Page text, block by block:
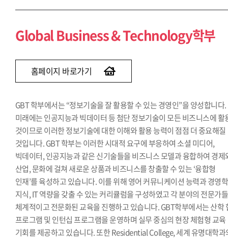
Global Business & Technology학부
국제경영학과(~2013)
경영정보학과(~2015)
Global Business & Technology학부
홈페이지 바로가기
GBT 학부에서는 “정보기술을 잘 활용할 수 있는 경영인”을 양성합니다.
미래에는 인공지능과 빅데이터 등 첨단 정보기술이 모든 비즈니스에 활
것이므로 이러한 정보기술에 대한 이해와 활용 능력이 점점 더 중요해질
것입니다. GBT 학부는 이러한 시대적 요구에 부응하여 소셜 미디어,
빅데이터, 인공지능과 같은 신기술들을 비즈니스 모델과 융합하여 경제
산업, 문화에 걸쳐 새로운 상품과 비즈니스를 창출할 수 있는 ‘융합형
인재’를 육성하고 있습니다. 이를 위해 영어 커뮤니케이션 능력과 경영학
지식, IT 역량을 갖출 수 있는 커리큘럼을 구성하였고 각 분야의 전문가
체계적이고 전문화된 교육을 진행하고 있습니다. GBT학부에서는 산학
프로그램 및 인턴십 프로그램을 운영하며 실무 중심의 현장 체험형 교육
기회를 제공하고 있습니다. 또한 Residential College, 세계 유명대학과